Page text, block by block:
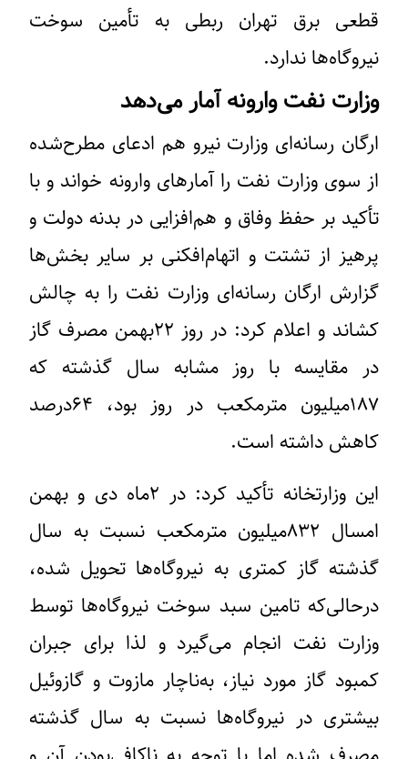
قطعی برق تهران ربطی به تأمین سوخت
نیروگاه‌ها ندارد.
وزارت نفت وارونه آمار می‌دهد
ارگان رسانه‌ای وزارت نیرو هم ادعای مطرح‌شده
از سوی وزارت نفت را آمارهای وارونه خواند و با
تأکید بر حفظ وفاق و هم‌افزایی در بدنه دولت و
پرهیز از تشتت و اتهام‌افکنی بر سایر بخش‌ها
گزارش ارگان رسانه‌ای وزارت نفت را به چالش
کشاند و اعلام کرد: در روز ۲۲بهمن مصرف گاز
در مقایسه با روز مشابه سال گذشته که
۱۸۷میلیون مترمکعب در روز بود، ۶۴درصد
کاهش داشته است.
این وزارتخانه تأکید کرد: در ۲ماه‌ دی و بهمن
امسال ۸۳۲میلیون مترمکعب نسبت به سال
گذشته گاز کمتری به نیروگاه‌ها تحویل شده،
درحالی‌که تامین سبد سوخت نیروگاه‌ها توسط
وزارت نفت انجام می‌گیرد و لذا برای جبران
کمبود گاز مورد نیاز، به‌ناچار مازوت و گازوئیل
بیشتری در نیروگاه‌ها نسبت به سال گذشته